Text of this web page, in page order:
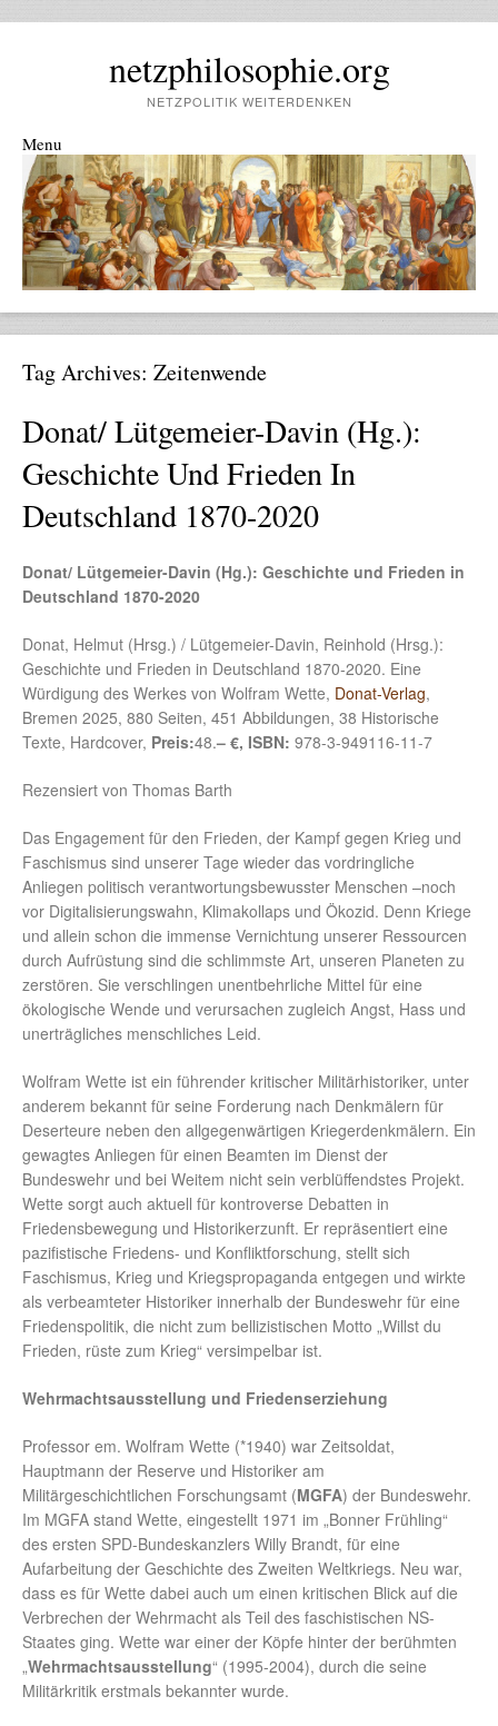
netzphilosophie.org
NETZPOLITIK WEITERDENKEN
Menu
Skip to content
Tag Archives: Zeitenwende
Donat/ Lütgemeier-Davin (Hg.):
Geschichte Und Frieden In
Deutschland 1870-2020
Donat/ Lütgemeier-Davin (Hg.): Geschichte und Frieden in
Deutschland 1870-2020
Donat, Helmut (Hrsg.) / Lütgemeier-Davin, Reinhold (Hrsg.):
Geschichte und Frieden in Deutschland 1870-2020. Eine
Würdigung des Werkes von Wolfram Wette, Donat-Verlag,
Bremen 2025, 880 Seiten, 451 Abbildungen, 38 Historische
Texte, Hardcover, Preis:48.– €, ISBN: 978-3-949116-11-7
Rezensiert von Thomas Barth
Das Engagement für den Frieden, der Kampf gegen Krieg und
Faschismus sind unserer Tage wieder das vordringliche
Anliegen politisch verantwortungsbewusster Menschen –noch
vor Digitalisierungswahn, Klimakollaps und Ökozid. Denn Kriege
und allein schon die immense Vernichtung unserer Ressourcen
durch Aufrüstung sind die schlimmste Art, unseren Planeten zu
zerstören. Sie verschlingen unentbehrliche Mittel für eine
ökologische Wende und verursachen zugleich Angst, Hass und
unerträgliches menschliches Leid.
Wolfram Wette ist ein führender kritischer Militärhistoriker, unter
anderem bekannt für seine Forderung nach Denkmälern für
Deserteure neben den allgegenwärtigen Kriegerdenkmälern. Ein
gewagtes Anliegen für einen Beamten im Dienst der
Bundeswehr und bei Weitem nicht sein verblüffendstes Projekt.
Wette sorgt auch aktuell für kontroverse Debatten in
Friedensbewegung und Historikerzunft. Er repräsentiert eine
pazifistische Friedens- und Konfliktforschung, stellt sich
Faschismus, Krieg und Kriegspropaganda entgegen und wirkte
als verbeamteter Historiker innerhalb der Bundeswehr für eine
Friedenspolitik, die nicht zum bellizistischen Motto „Willst du
Frieden, rüste zum Krieg“ versimpelbar ist.
Wehrmachtsausstellung und Friedenserziehung
Professor em. Wolfram Wette (*1940) war Zeitsoldat,
Hauptmann der Reserve und Historiker am
Militärgeschichtlichen Forschungsamt (MGFA) der Bundeswehr.
Im MGFA stand Wette, eingestellt 1971 im „Bonner Frühling“
des ersten SPD-Bundeskanzlers Willy Brandt, für eine
Aufarbeitung der Geschichte des Zweiten Weltkriegs. Neu war,
dass es für Wette dabei auch um einen kritischen Blick auf die
Verbrechen der Wehrmacht als Teil des faschistischen NS-
Staates ging. Wette war einer der Köpfe hinter der berühmten
„Wehrmachtsausstellung“ (1995-2004), durch die seine
Militärkritik erstmals bekannter wurde.